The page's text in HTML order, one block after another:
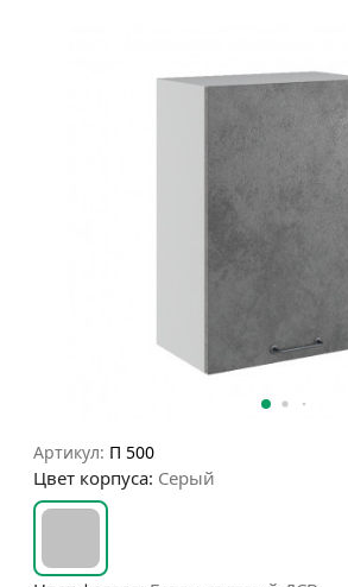
Артикул: П 500
Цвет корпуса: Серый